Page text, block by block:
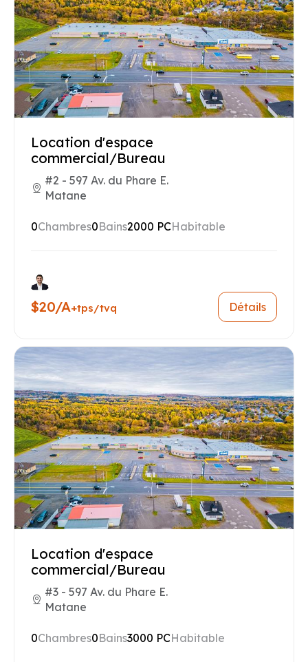
Location d'espace
commercial/Bureau
#2 - 597 Av. du Phare E.
Matane
0Chambres0Bains2000 PCHabitable
$20/A+tps/tvq Détails
Location d'espace
commercial/Bureau
#3 - 597 Av. du Phare E.
Matane
0Chambres0Bains3000 PCHabitable